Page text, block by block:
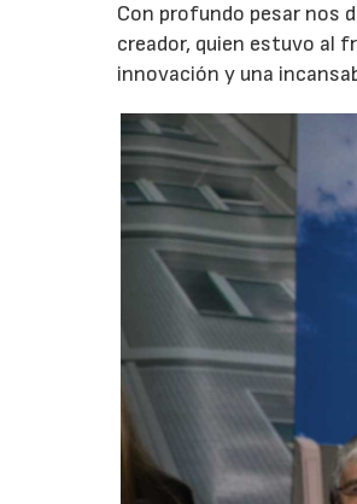
Con profundo pesar nos
creador, quien estuvo al
innovación y una